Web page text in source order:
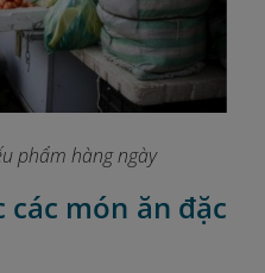
phẩm hàng ngày
món ăn đặc